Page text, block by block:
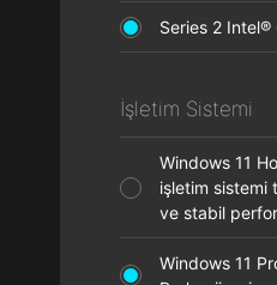
Series 2
İşletim Sistemi
Windows 11
işletim sistemi
ve stabil
Windows 11